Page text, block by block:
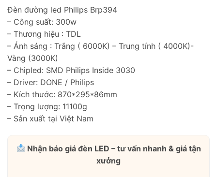
Đèn đường led Philips Brp394
– Công suất: 300w
– Thương hiệu : TDL
– Ánh sáng : Trắng ( 6000K) – Trung tính ( 4000K)-
Vàng (3000K)
– Chipled: SMD Philips Inside 3030
– Driver: DONE / Philips
– Kích thước: 870*295*86mm
– Trọng lượng: 11100g
– Sản xuất tại Việt Nam
Nhận báo giá đèn LED – tư vấn nhanh & giá tận
xưởng